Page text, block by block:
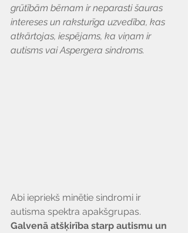
grūtībām bērnam ir neparasti šauras
intereses un raksturīga uzvedība, kas
atkārtojas, iespējams, ka viņam ir
autisms vai Aspergera sindroms.
Abi iepriekš minētie sindromi ir
autisma spektra apakšgrupas.
Galvenā atšķirība starp autismu un